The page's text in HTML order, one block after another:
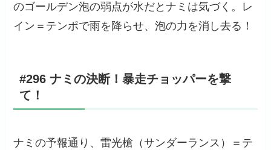
のゴールデン泡の弱点が水だとナミは気づく。レ
イン＝テンポで雨を降らせ、泡の力を消し去る！
#296 ナミの決断！暴走チョッパーを撃
て！
ナミの予報通り、雷光槍（サンダーランス）＝テ